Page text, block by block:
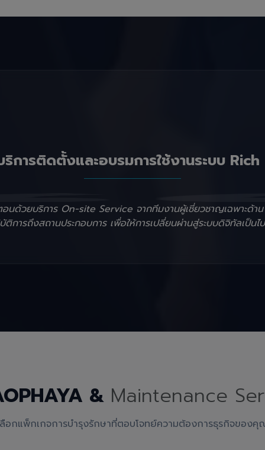
ริการติดตั้งและอบรมการใช้งานระบบ Rich
อนด้วยบริการ On-site Service จากทีมงานผู้เชี่ยวชาญเฉพาะด้า
การถึงสถานประกอบการ เพื่อให้การเปลี่ยนผ่านสู่ระบบดิจิทัลเป็นไ
& Maintenance
อกแพ็กเกจการบำรุงรักษาที่ตอบโจทย์ความต้องการธุรกิจของ